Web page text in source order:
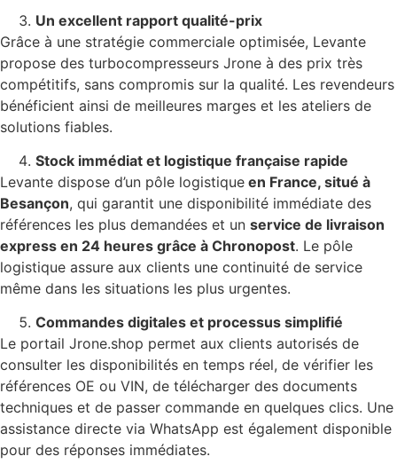
Un excellent rapport qualité-prix
Grâce à une stratégie commerciale optimisée, Levante
propose des turbocompresseurs Jrone à des prix très
compétitifs, sans compromis sur la qualité. Les revendeurs
bénéficient ainsi de meilleures marges et les ateliers de
solutions fiables.
Stock immédiat et logistique française rapide
Levante dispose d’un pôle logistique en France, situé à
Besançon, qui garantit une disponibilité immédiate des
références les plus demandées et un service de livraison
express en 24 heures grâce à Chronopost. Le pôle
logistique assure aux clients une continuité de service
même dans les situations les plus urgentes.
Commandes digitales et processus simplifié
Le portail Jrone.shop permet aux clients autorisés de
consulter les disponibilités en temps réel, de vérifier les
références OE ou VIN, de télécharger des documents
techniques et de passer commande en quelques clics. Une
assistance directe via WhatsApp est également disponible
pour des réponses immédiates.